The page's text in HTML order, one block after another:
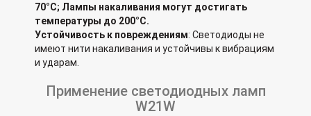
70°C; Лампы накаливания могут достигать
температуры до 200°C.
Устойчивость к повреждениям: Светодиоды не
имеют нити накаливания и устойчивы к вибрациям
и ударам.
Применение светодиодных ламп
W21W